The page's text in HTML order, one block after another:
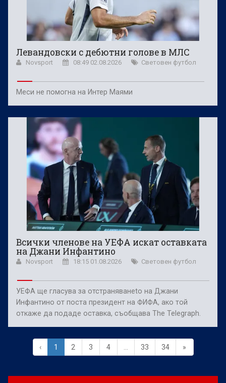
Левандовски с дебютни голове в МЛС
Novsport 08:49 02.08.2026 Световен футбол
Меси не помогна на Интер Маями
Всички членове на УЕФА искат оставката
на Джани Инфантино
Novsport 18:15 01.08.2026 Световен футбол
УЕФА ще гласува за отстраняванеto на Джани
Инфантино от поста президент на ФИФА, ако той
откаже да подаде оставка, съобщава The Telegraph.
‹ 1 2 3 4 33 34 »